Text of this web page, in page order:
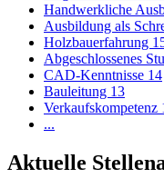
Handwerkliche
Ausbildung als
Holzbauerfahrung
Abgeschlossenes
CAD-Kenntnisse 14
Bauleitung 13
Verkaufskompetenz
...
Aktuelle